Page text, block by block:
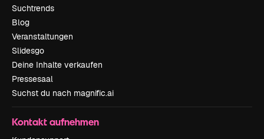
Suchtrends
Blog
Veranstaltungen
Slidesgo
Deine Inhalte verkaufen
Pressesaal
Suchst du nach magnific.ai
Kontakt aufnehmen